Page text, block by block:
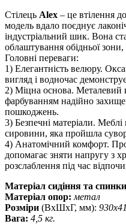
Стілець Alex – це втілення
модель вдало поєднує
індустріальний шик. Вона
облаштування обідньої зони,
Головні переваги:
1) Елегантність велюру.
вигляд і водночас
2) Міцна основа. Металевий
фарбуванням надійно
пошкоджень.
3) Безпечні матеріали. Меблі
сировини, яка пройшла
4) Анатомічний комфорт.
допомагає зняти напругу з
розслаблення під час
Матеріал сидіння та
Матеріал опор: метал
Розміри (ВхШхГ, мм):
Вага: 4,5 кг.